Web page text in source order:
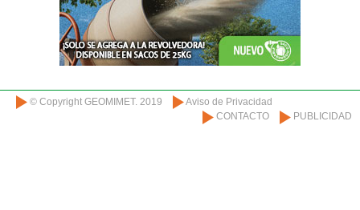
© Copyright GEOMIMET. 2019
Aviso de Privacidad
CONTACTO
PUBLICIDAD